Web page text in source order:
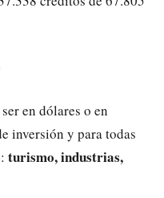
en dólares o en
inversión y para todas
turismo, industrias,